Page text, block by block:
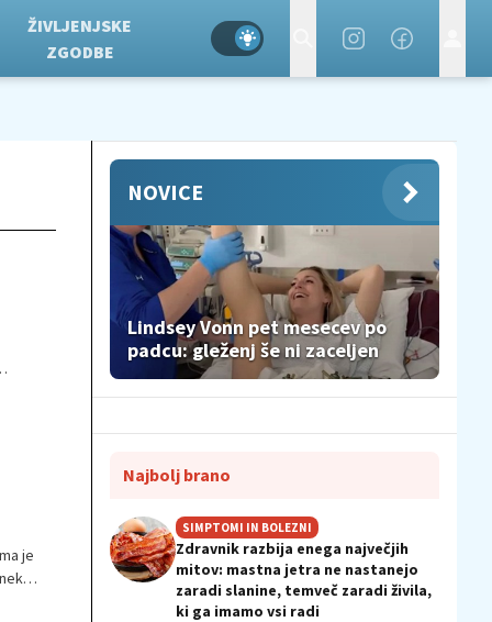
ŽIVLJENJSKE
ZGODBE
je
NOVICE
Lindsey Vonn pet mesecev po
padcu: gleženj še ni zaceljen
Najbolj brano
SIMPTOMI IN BOLEZNI
Zdravnik razbija enega največjih
mitov: mastna jetra ne nastanejo
zaradi slanine, temveč zaradi živila,
ki ga imamo vsi radi